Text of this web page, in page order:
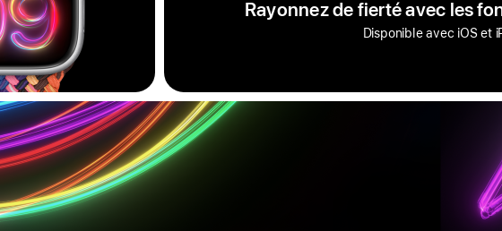
Rayonnez de fierté avec les
Disponible avec iOS et